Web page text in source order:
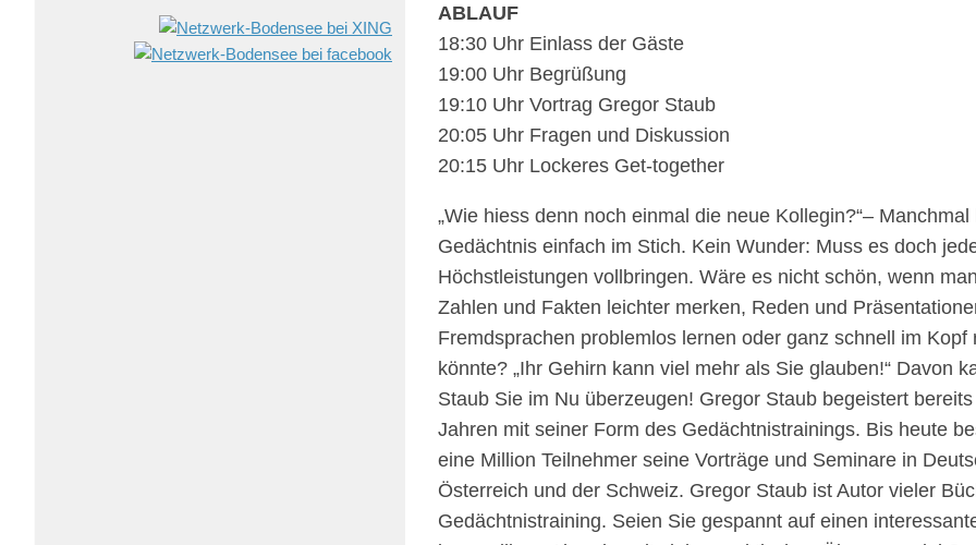
ABLAUF
18:30 Uhr Einlass der Gäste
19:00 Uhr Begrüßung
19:10 Uhr Vortrag Gregor Staub
20:05 Uhr Fragen und Diskussion
20:15 Uhr Locke­res Get-together
„Wie hiess denn noch einmal die neue Kolle­gin?“–
Gedächt­nis einfach im Stich. Kein Wunder: Muss es doch
Höchst­leis­tun­gen voll­brin­gen. Wäre es nicht schön, wenn
Zahlen und Fakten leich­ter merken, Reden und
Fremd­spra­chen problem­los lernen oder ganz schnell im Kopf
könnte? „Ihr Gehirn kann viel mehr als Sie glau­ben!“ Davon
Staub Sie im Nu über­zeu­gen! Gregor Staub begeis­tert
Jahren mit seiner Form des Gedächt­nis­trai­nings. Bis heute
eine Million Teil­neh­mer seine Vorträge und Semi­nare in
Öster­reich und der Schweiz. Gregor Staub ist Autor vieler
Gedächt­nis­trai­ning. Seien Sie gespannt auf einen